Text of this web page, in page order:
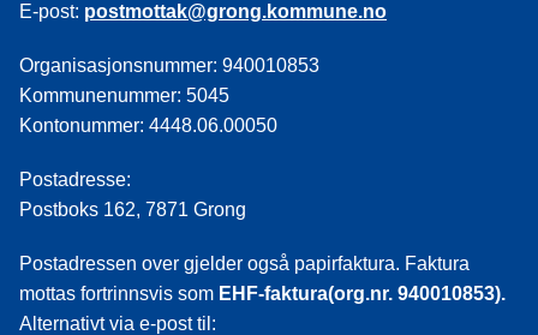
E-post: postmottak@grong.kommune.no
Organisasjonsnummer: 940010853
Kommunenummer: 5045
Kontonummer: 4448.06.00050
Postadresse:
Postboks 162, 7871 Grong
Postadressen over gjelder også papirfaktura. Faktura
mottas fortrinnsvis som EHF-faktura(org.nr. 940010853).
Alternativt via e-post til: